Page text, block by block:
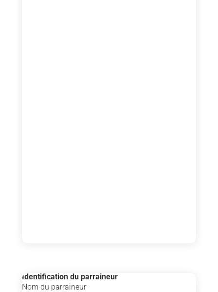
Identification du parraineur
Nom du parraineur